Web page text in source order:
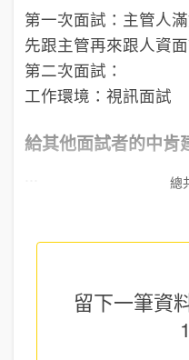
第一次面試：主管人
先跟主管再來跟人資
第二次面試：
工作環境：視訊面試
給其他面試者的中肯
總
留下一筆資